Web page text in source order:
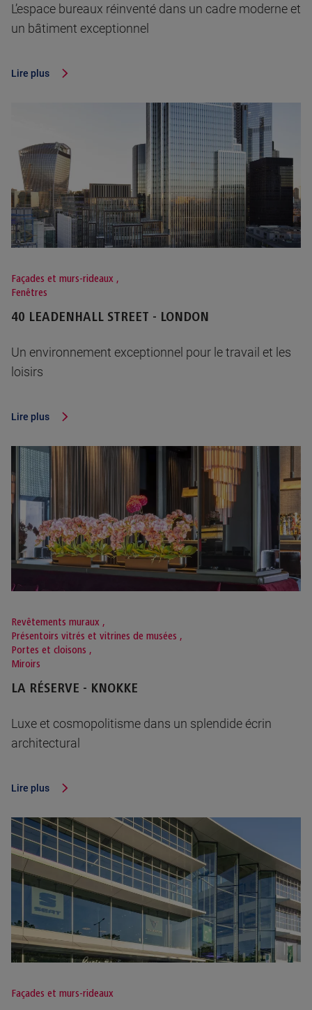
L’espace bureaux réinventé dans un cadre moderne et
un bâtiment exceptionnel
Lire plus
Façades et murs-rideaux ,
Fenêtres
40 LEADENHALL STREET - LONDON
Un environnement exceptionnel pour le travail et les
loisirs
Lire plus
Revêtements muraux ,
Présentoirs vitrés et vitrines de musées ,
Portes et cloisons ,
Miroirs
LA RÉSERVE - KNOKKE
Luxe et cosmopolitisme dans un splendide écrin
architectural
Lire plus
Façades et murs-rideaux